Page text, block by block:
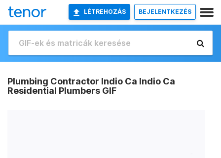
LÉTREHOZÁS BEJELENTKEZÉS
Plumbing Contractor Indio Ca Indio Ca
Residential Plumbers GIF